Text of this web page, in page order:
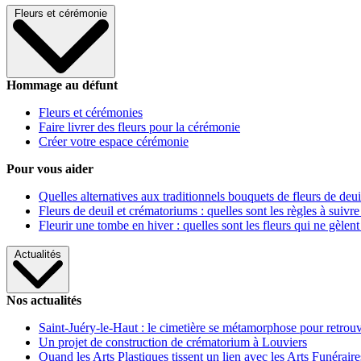
Fleurs et cérémonie
Hommage au défunt
Fleurs et cérémonies
Faire livrer des fleurs pour la cérémonie
Créer votre espace cérémonie
Pour vous aider
Quelles alternatives aux traditionnels bouquets de fleurs de
Fleurs de deuil et crématoriums : quelles sont les règles à
Fleurir une tombe en hiver : quelles sont les fleurs qui ne gèlent
Actualités
Nos actualités
Saint-Juéry-le-Haut : le cimetière se métamorphose pour
Un projet de construction de crématorium à Louviers
Quand les Arts Plastiques tissent un lien avec les Arts